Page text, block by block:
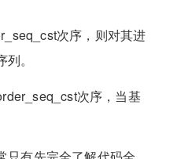
次序，则对其进
。
次序，当基